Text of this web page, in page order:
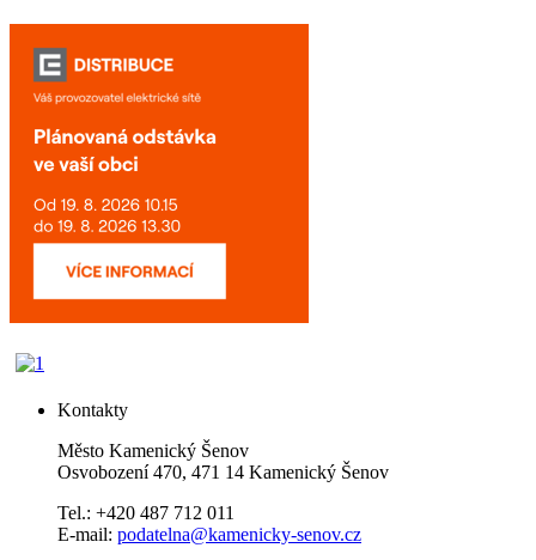
Kontakty
Město Kamenický Šenov
Osvobození 470, 471 14 Kamenický Šenov
Tel.: +420 487 712 011
E-mail: podatelna@kamenicky-senov.cz